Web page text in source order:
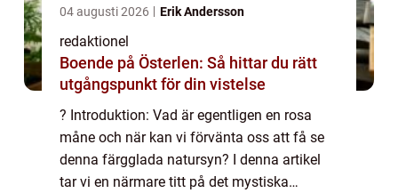
04 augusti 2026 Erik Andersson
redaktionel
Boende på Österlen: Så hittar du rätt
utgångspunkt för din vistelse
? Introduktion: Vad är egentligen en rosa
måne och när kan vi förvänta oss att få se
denna färgglada natursyn? I denna artikel
tar vi en närmare titt på det mystiska